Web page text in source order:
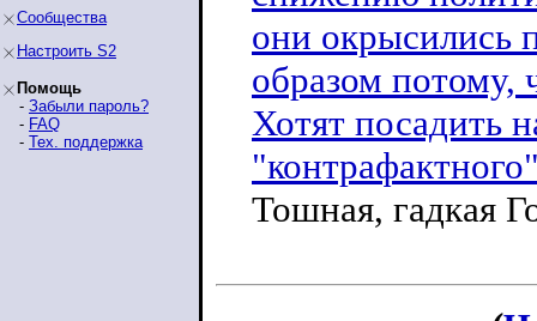
Сообщества
Настроить S2
Помощь
- Забыли пароль?
- FAQ
- Тех. поддержка
они окрысились
образом потому,
Хотят посадить
Тошная, гадкая